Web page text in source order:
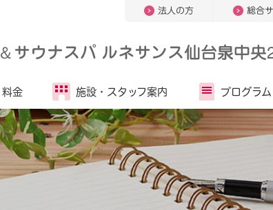
法人の方 総合
＆サウナスパ ルネサンス仙台泉中央
料金 施設・ スタッフ案内 プログラム